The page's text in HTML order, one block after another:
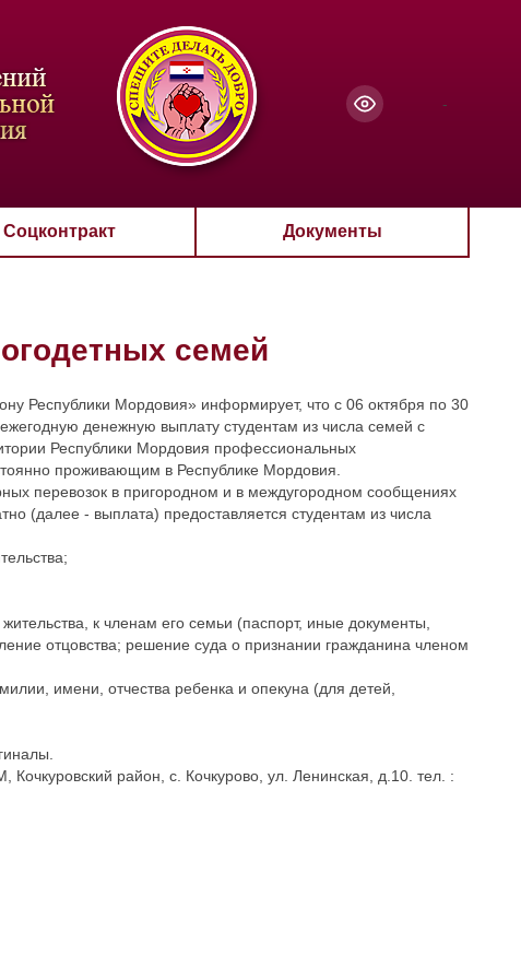
-
Соцконтракт Документы
семей
Республики Мордовия» информирует, что с 06 октября по 30
денежную выплату студентам из числа семей с
Республики Мордовия профессиональных
проживающим в Республике Мордовия.
перевозок в пригородном и в междугородном сообщениях
(далее - выплата) предоставляется студентам из числа
к членам его семьи (паспорт, иные документы,
отцовства; решение суда о признании гражданина членом
имени, отчества ребенка и опекуна (для детей,
район, с. Кочкурово, ул. Ленинская, д.10. тел. :